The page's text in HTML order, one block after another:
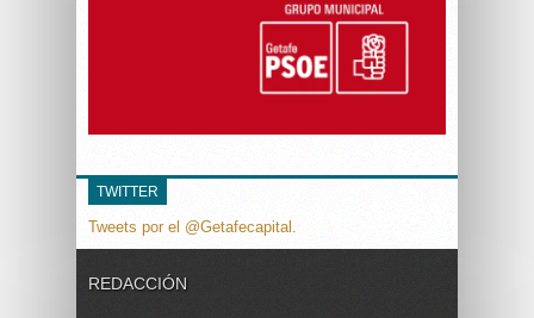
TWITTER
Tweets por el @Getafecapital.
REDACCIÓN